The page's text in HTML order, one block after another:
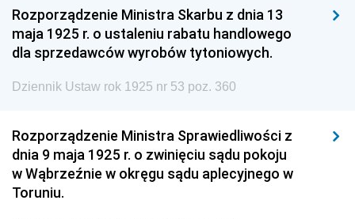
1945 1944 1939
1938 1937 1936
1926 1925 1924
1923 1922 1921
Rozporządzenie Ministra Skarbu z dnia 13
maja 1925 r. o ustaleniu rabatu handlowego
dla sprzedawców wyrobów tytoniowych.
Dziennik Ustaw rok 1925 nr 53 poz. 360
Rozporządzenie Ministra Sprawiedliwości z
dnia 9 maja 1925 r. o zwinięciu sądu pokoju
w Wąbrzeźnie w okręgu sądu aplecyjnego w
Toruniu.